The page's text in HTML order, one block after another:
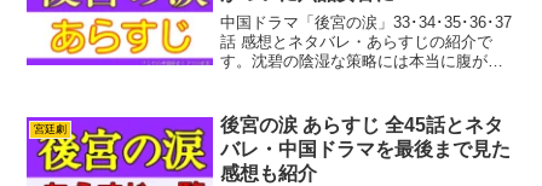
中国ドラマ「後宮の涙」33･34･35･36･37
話 感想とネタバレ・あらすじの紹介で
す。沈碧の陰湿な策略には本当に腹が立
は思っていましたが、やっぱり敵になり
ました。でも...
宮廷劇
後宮の涙 あらすじ 全45話とネタ
バレ・中国ドラマを最後まで見た
感想も紹介